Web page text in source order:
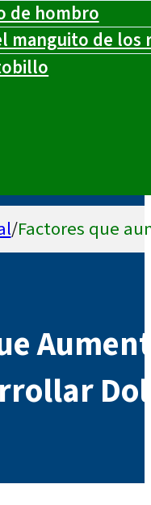
de hombro
manguito de los
/Factores que